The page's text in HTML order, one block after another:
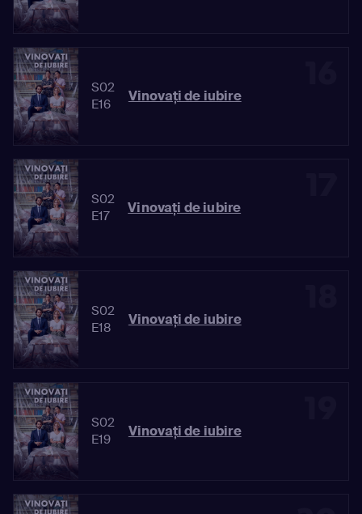
S02
E16
Vinovaţi de iubire
S02
E17
Vinovaţi de iubire
S02
E18
Vinovaţi de iubire
S02
E19
Vinovaţi de iubire